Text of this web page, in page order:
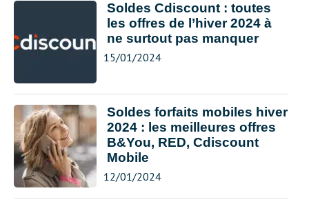
Soldes Cdiscount : toutes
les offres de l’hiver 2024 à
ne surtout pas manquer
15/01/2024
Soldes forfaits mobiles hiver
2024 : les meilleures offres
B&You, RED, Cdiscount
Mobile
12/01/2024